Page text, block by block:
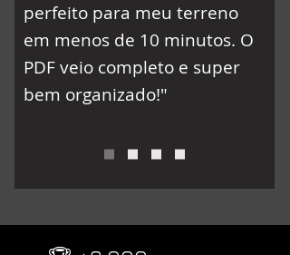
perfeito para meu terreno
em menos de 10 minutos. O
PDF veio completo e super
bem organizado!"